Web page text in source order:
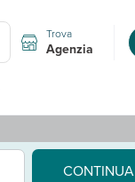
Trova
Agenzia
CONTINUA